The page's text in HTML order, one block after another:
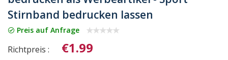
Stirnband bedrucken lassen
Preis auf Anfrage
Richtpreis : €1.99